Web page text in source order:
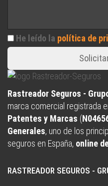
He leído la política de
Rastreador Seguros -
marca comercial registrada
Patentes y Marcas (
Generales, uno de los
seguros en España, online
RASTREADOR SEGUROS -